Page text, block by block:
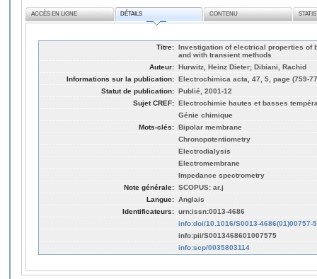
ACCÈS EN LIGNE DÉTAILS CONTENU
Titre: Investigation of electrical properties of
and with transient methods
Auteur: Hurwitz, Heinz Dieter; Dibiani, Rachid
Informations sur la publication: Electrochimica acta, 47, 5, page (759-
Statut de publication: Publié, 2001-12
Sujet CREF: Electrochimie hautes et basses
Génie chimique
Mots-clés: Bipolar membrane
Chronopotentiometry
Electrodialysis
Electromembrane
Impedance spectrometry
Note générale: SCOPUS: ar.j
Langue: Anglais
Identificateurs: urn:issn:0013-4686
info:doi/10.1016/S0013-4686(01)00757-5
info:pii/S0013468601007575
info:scp/0035803114